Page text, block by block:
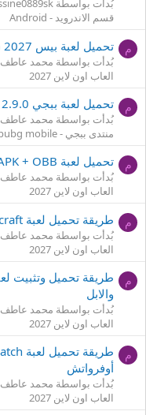
بُدأت بواسطة yassine0889sk
قسم الاندرويد - Android
م تحميل لعبة بيس 2027 Apk Obb 4.6.2 (eFootball)
بُدأت بواسطة محمد عاطف
العاب اون لاين 2027
م تحميل لعبة ببجي PUBG Mobile APK + OBB 2.9.0
بُدأت بواسطة محمد عاطف
منتدى ببجي - pubg mobile
م تحميل لعبة Critical Ops APK + OBB
بُدأت بواسطة محمد عاطف
العاب اون لاين 2027
م طريقة تحميل لعبة World of Warcraft على جهازك
بُدأت بواسطة محمد عاطف
العاب اون لاين 2027
م
والابل
بُدأت بواسطة محمد عاطف
العاب اون لاين 2027
م
أوفرواتش
بُدأت بواسطة محمد عاطف
العاب اون لاين 2027